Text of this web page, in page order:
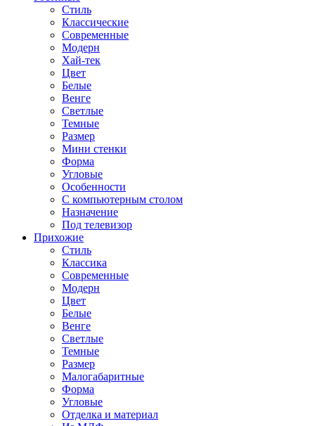
Стиль
Классические
Современные
Модерн
Хай-тек
Цвет
Белые
Венге
Светлые
Темные
Размер
Мини стенки
Форма
Угловые
Особенности
С компьютерным столом
Назначение
Под телевизор
Прихожие
Стиль
Классика
Современные
Модерн
Цвет
Белые
Венге
Светлые
Темные
Размер
Малогабаритные
Форма
Угловые
Отделка и материал